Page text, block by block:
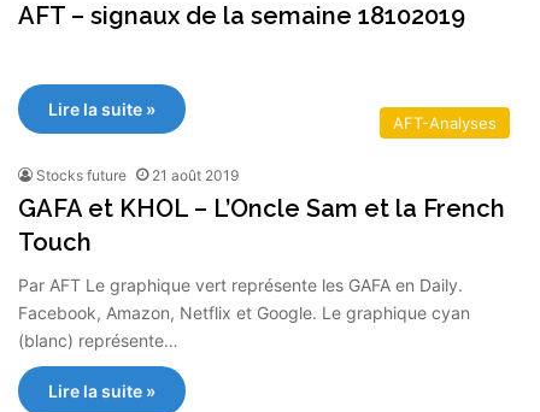
AFT – signaux de la semaine 18102019
Lire la suite »
AFT-Analyses
Stocks future 21 août 2019
GAFA et KHOL – L’Oncle Sam et la French
Touch
Par AFT Le graphique vert représente les GAFA en Daily.
Facebook, Amazon, Netflix et Google. Le graphique cyan
(blanc) représente…
Lire la suite »